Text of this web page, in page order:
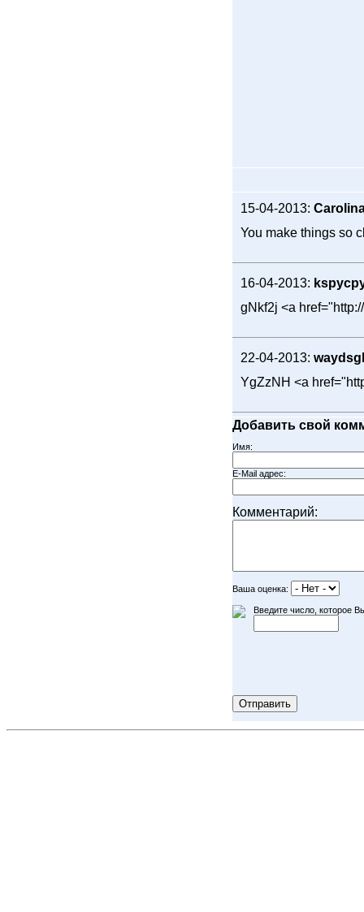
15-04-2013:
You make things so
16-04-2013:
gNkf2j <a
22-04-2013:
YgZzNH <a
Добавить свой
Имя:
E-Mail адрес:
Комментарий:
Ваша оценка:
Введите число, которое